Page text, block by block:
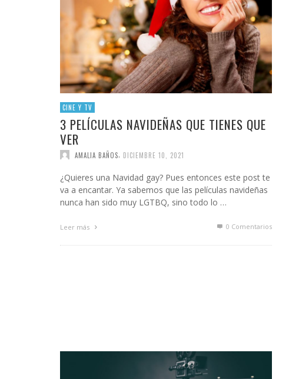
CINE Y TV
3 PELÍCULAS NAVIDEÑAS QUE TIENES QUE
VER
AMALIA BAÑOS DICIEMBRE 10, 2021
¿Quieres una Navidad gay? Pues entonces este post te
va a encantar. Ya sabemos que las películas navideñas
nunca han sido muy LGTBQ, sino todo lo …
Leer más 0 Comentarios